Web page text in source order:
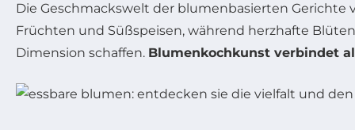
Die Geschmackswelt der blumenbasierten
Früchten und Süßspeisen, während herzhafte
Dimension schaffen. Blumenkochkunst verbindet